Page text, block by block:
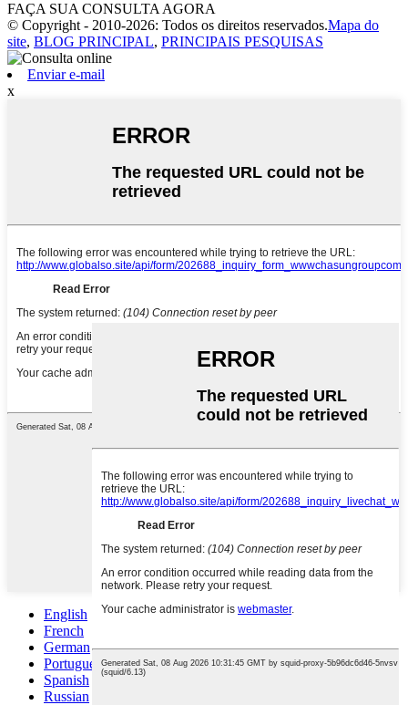
FAÇA SUA CONSULTA AGORA
© Copyright - 2010-2026: Todos os direitos reservados.Mapa do
site, BLOG PRINCIPAL, PRINCIPAIS PESQUISAS
Enviar e-mail
x
English
French
German
Portuguese
Spanish
Russian